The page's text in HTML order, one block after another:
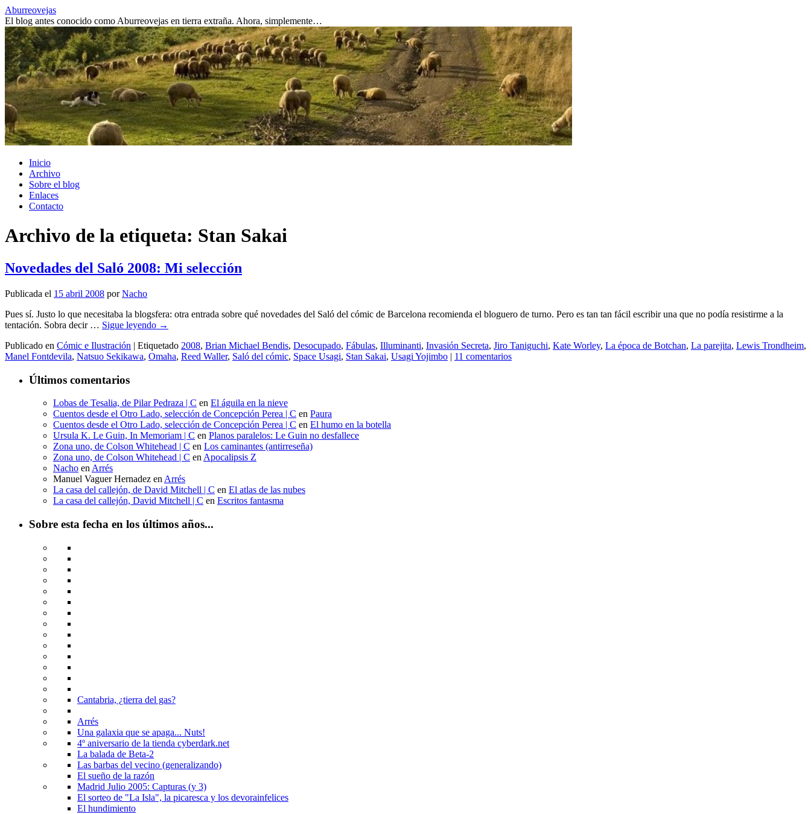
Saltar
al
contenido
Aburreovejas
El blog antes conocido como Aburreovejas en tierra extraña. Ahora, simplemente…
Inicio
Archivo
Sobre el blog
Enlaces
Contacto
Archivo de la etiqueta: Stan Sakai
Novedades del Saló 2008: Mi selección
Publicada el 15 abril 2008 por Nacho
Pues sí. Justo lo que necesitaba la blogsfera: otra entrada sobre qué novedades del Saló del cómic de Barcelona recomienda el bloguero de turno. Pero es tan tan fácil escribir una que no podía resistirme a la
tentación. Sobra decir … Sigue leyendo →
Publicado en Cómic e Ilustración | Etiquetado 2008, Brian Michael Bendis, Desocupado, Fábulas, Illuminanti, Invasión Secreta, Jiro Taniguchi, Kate Worley, La época de Botchan, La parejita, Lewis Trondheim,
Manel Fontdevila, Natsuo Sekikawa, Omaha, Reed Waller, Saló del cómic, Space Usagi, Stan Sakai, Usagi Yojimbo | 11 comentarios
Últimos comentarios
Lobas de Tesalia, de Pilar Pedraza | C en El águila en la nieve
Cuentos desde el Otro Lado, selección de Concepción Perea | C en Paura
Cuentos desde el Otro Lado, selección de Concepción Perea | C en El humo en la botella
Ursula K. Le Guin, In Memoriam | C en Planos paralelos: Le Guin no desfallece
Zona uno, de Colson Whitehead | C en Los caminantes (antirreseña)
Zona uno, de Colson Whitehead | C en Apocalipsis Z
Nacho en Arrés
Manuel Vaguer Hernadez en Arrés
La casa del callejón, de David Mitchell | C en El atlas de las nubes
La casa del callejón, David Mitchell | C en Escritos fantasma
Sobre esta fecha en los últimos años...
Cantabria, ¿tierra del gas?
Arrés
Una galaxia que se apaga... Nuts!
4º aniversario de la tienda cyberdark.net
La balada de Beta-2
Las barbas del vecino (generalizando)
El sueño de la razón
Madrid Julio 2005: Capturas (y 3)
El sorteo de "La Isla", la picaresca y los devorainfelices
El hundimiento